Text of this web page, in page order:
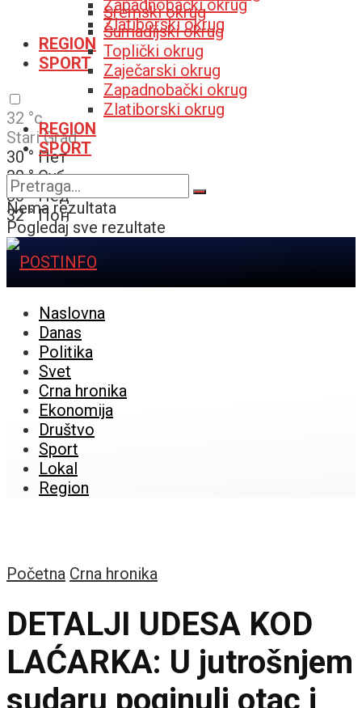
Zapadnobački okrug
Zlatiborski okrug
REGION
SPORT
32 °c
Stari Grad
30 ° Пет
30 ° Суб
30 ° Нед
32 ° Пон
Sremski okrug
Šumadijski okrug
Toplički okrug
Zaječarski okrug
Zapadnobački okrug
Zlatiborski okrug
REGION
SPORT
Nema rezultata
Pogledaj sve rezultate
Naslovna
Danas
Politika
Svet
Crna hronika
Ekonomija
Društvo
Sport
Lokal
Region
Početna Crna hronika
DETALJI UDESA KOD
LAĆARKA: U jutrošnjem
sudaru poginuli otac i